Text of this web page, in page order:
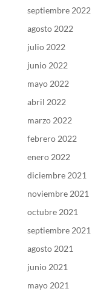
septiembre 2022
agosto 2022
julio 2022
junio 2022
mayo 2022
abril 2022
marzo 2022
febrero 2022
enero 2022
diciembre 2021
noviembre 2021
octubre 2021
septiembre 2021
agosto 2021
junio 2021
mayo 2021